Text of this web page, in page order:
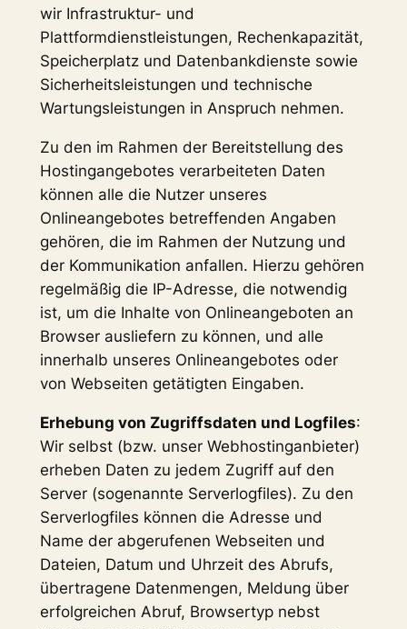
wir Infrastruktur- und
Plattformdienstleistungen, Rechenkapazität,
Speicherplatz und Datenbankdienste sowie
Sicherheitsleistungen und technische
Wartungsleistungen in Anspruch nehmen.
Zu den im Rahmen der Bereitstellung des
Hostingangebotes verarbeiteten Daten
können alle die Nutzer unseres
Onlineangebotes betreffenden Angaben
gehören, die im Rahmen der Nutzung und
der Kommunikation anfallen. Hierzu gehören
regelmäßig die IP-Adresse, die notwendig
ist, um die Inhalte von Onlineangeboten an
Browser ausliefern zu können, und alle
innerhalb unseres Onlineangebotes oder
von Webseiten getätigten Eingaben.
Erhebung von Zugriffsdaten und Logfiles:
Wir selbst (bzw. unser Webhostinganbieter)
erheben Daten zu jedem Zugriff auf den
Server (sogenannte Serverlogfiles). Zu den
Serverlogfiles können die Adresse und
Name der abgerufenen Webseiten und
Dateien, Datum und Uhrzeit des Abrufs,
übertragene Datenmengen, Meldung über
erfolgreichen Abruf, Browsertyp nebst